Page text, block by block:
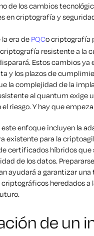
de los cambios
en criptografía y
era de PQCo criptografía
resistente a la
Estos cambios ya
y los plazos de
la complejidad de la
al quantum exige
riesgo. Y hay que
este enfoque incluyen la
existente para la
certificados híbridos que
de los datos.
ayudará a garantizar
criptográficos heredados
de un